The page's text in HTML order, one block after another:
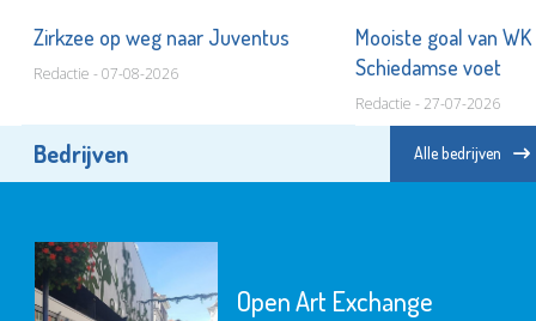
Zirkzee op weg naar Juventus
Redactie - 07-08-2026
Mooiste goal van
Schiedamse voet
Redactie - 27-07-2026
Bedrijven Alle bedrijven
Open Art Exchange